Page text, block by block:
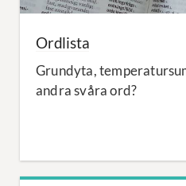
Ordlista
Grundyta,
andra svåra ord?